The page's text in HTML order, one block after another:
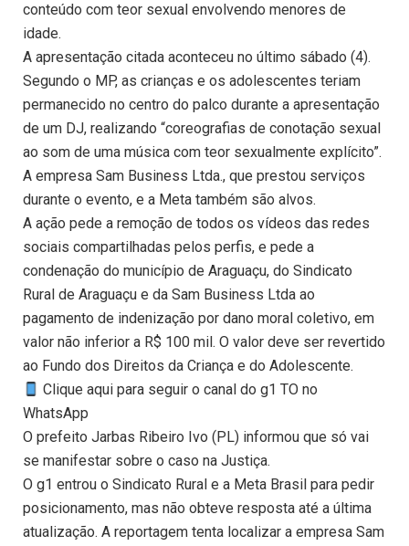
conteúdo com teor sexual envolvendo menores de
idade.
A apresentação citada aconteceu no último sábado (4).
Segundo o MP, as crianças e os adolescentes teriam
permanecido no centro do palco durante a apresentação
de um DJ, realizando “coreografias de conotação sexual
ao som de uma música com teor sexualmente explícito”.
A empresa Sam Business Ltda., que prestou serviços
durante o evento, e a Meta também são alvos.
A ação pede a remoção de todos os vídeos das redes
sociais compartilhadas pelos perfis, e pede a
condenação do município de Araguaçu, do Sindicato
Rural de Araguaçu e da Sam Business Ltda ao
pagamento de indenização por dano moral coletivo, em
valor não inferior a R$ 100 mil. O valor deve ser revertido
ao Fundo dos Direitos da Criança e do Adolescente.
Clique aqui para seguir o canal do g1 TO no
WhatsApp
O prefeito Jarbas Ribeiro Ivo (PL) informou que só vai
se manifestar sobre o caso na Justiça.
O g1 entrou o Sindicato Rural e a Meta Brasil para pedir
posicionamento, mas não obteve resposta até a última
atualização. A reportagem tenta localizar a empresa Sam